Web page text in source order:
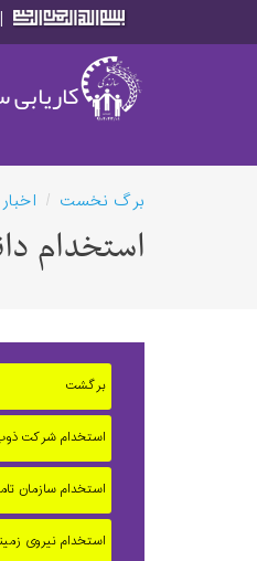
|
برگ نخست اخبار
استخدام
برگشت
استخدام شرکت
استخدام سازمان
استخدام نیروی